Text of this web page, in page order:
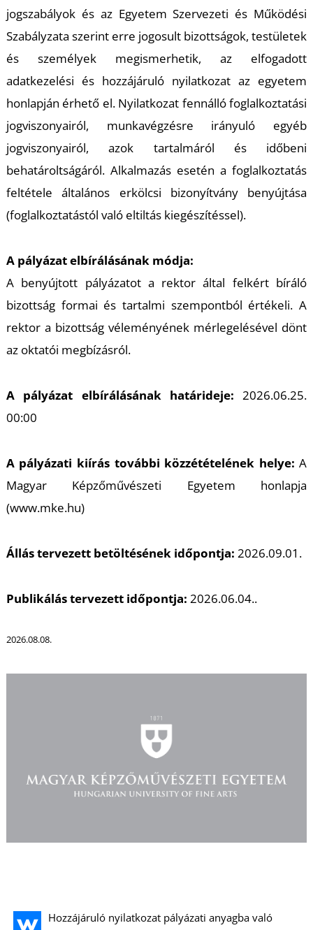
Hozzájáruló nyilatkozat pályázati anyagba való
jogszabályok és az Egyetem Szervezeti és Működési
Szabályzata szerint erre jogosult bizottságok, testületek
és személyek megismerhetik, az elfogadott
adatkezelési és hozzájáruló nyilatkozat az egyetem
honlapján érhető el. Nyilatkozat fennálló foglalkoztatási
jogviszonyairól, munkavégzésre irányuló egyéb
jogviszonyairól, azok tartalmáról és időbeni
behatároltságáról. Alkalmazás esetén a foglalkoztatás
feltétele általános erkölcsi bizonyítvány benyújtása
(foglalkoztatástól való eltiltás kiegészítéssel).
A pályázat elbírálásának módja:
A benyújtott pályázatot a rektor által felkért bíráló
bizottság formai és tartalmi szempontból értékeli. A
rektor a bizottság véleményének mérlegelésével dönt
az oktatói megbízásról.
A pályázat elbírálásának határideje: 2026.06.25.
00:00
A pályázati kiírás további közzétételének helye: A
Magyar Képzőművészeti Egyetem honlapja
(www.mke.hu)
Állás tervezett betöltésének időpontja: 2026.09.01.
Publikálás tervezett időpontja: 2026.06.04..
2026.08.08.